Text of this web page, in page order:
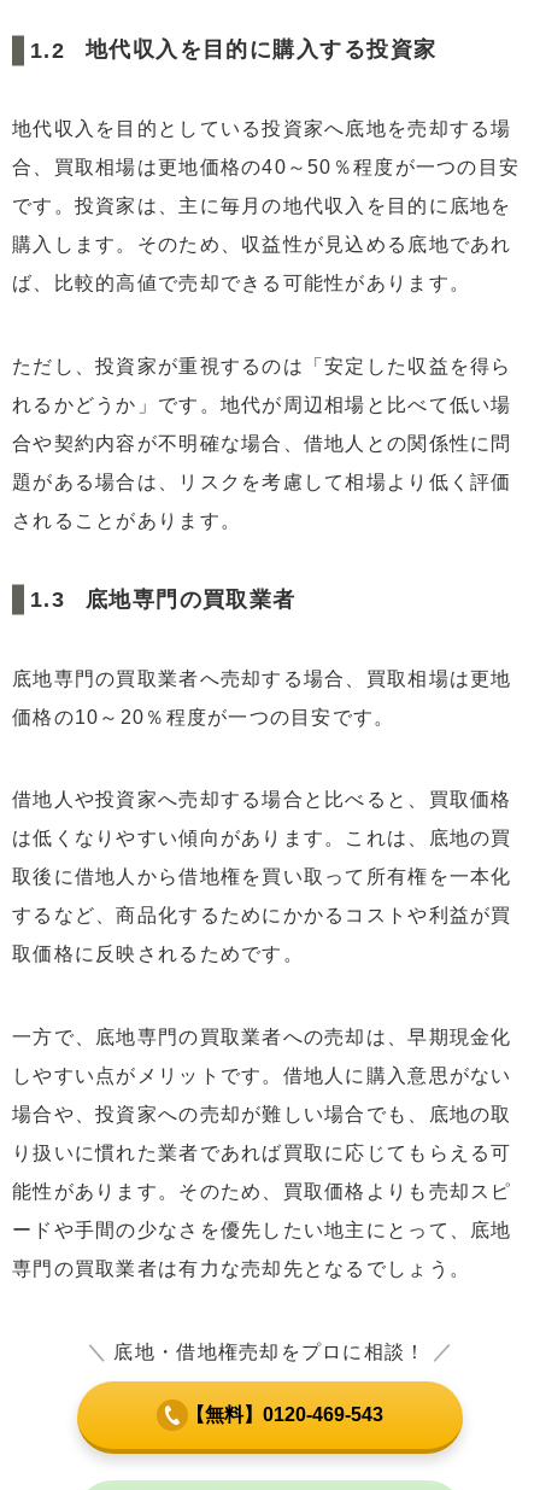
地代収入を目的に購入する投資家
地代収入を目的としている投資家へ底地を売却する場
合、買取相場は更地価格の40～50％程度が一つの目安
です。投資家は、主に毎月の地代収入を目的に底地を
購入します。そのため、収益性が見込める底地であれ
ば、比較的高値で売却できる可能性があります。
ただし、投資家が重視するのは「安定した収益を得ら
れるかどうか」です。地代が周辺相場と比べて低い場
合や契約内容が不明確な場合、借地人との関係性に問
題がある場合は、リスクを考慮して相場より低く評価
されることがあります。
底地専門の買取業者
底地専門の買取業者へ売却する場合、買取相場は更地
価格の10～20％程度が一つの目安です。
借地人や投資家へ売却する場合と比べると、買取価格
は低くなりやすい傾向があります。これは、底地の買
取後に借地人から借地権を買い取って所有権を一本化
するなど、商品化するためにかかるコストや利益が買
取価格に反映されるためです。
一方で、底地専門の買取業者への売却は、早期現金化
しやすい点がメリットです。借地人に購入意思がない
場合や、投資家への売却が難しい場合でも、底地の取
り扱いに慣れた業者であれば買取に応じてもらえる可
能性があります。そのため、買取価格よりも売却スピ
ードや手間の少なさを優先したい地主にとって、底地
専門の買取業者は有力な売却先となるでしょう。
＼ 底地・借地権売却をプロに相談！ ／
【無料】0120-469-543